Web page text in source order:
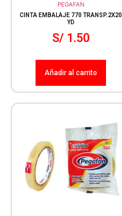
PEGAFAN
CINTA EMBALAJE 770 TRANSP.2X20
YD
S/ 1.50
Añadir al carrito